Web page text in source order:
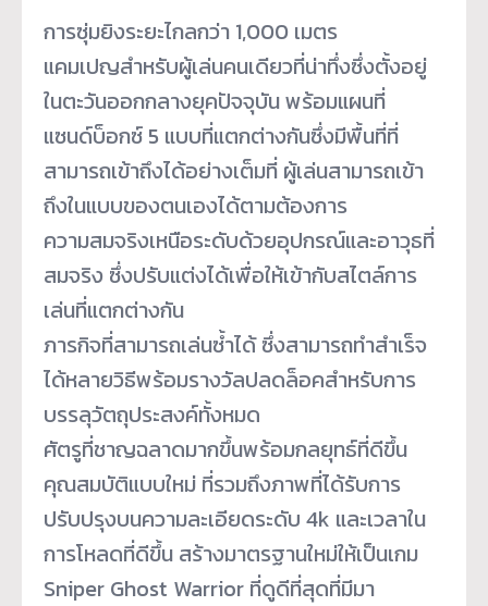
การซุ่มยิงระยะไกลกว่า 1,000 เมตร
แคมเปญสำหรับผู้เล่นคนเดียวที่น่าทึ่งซึ่งตั้งอยู่
ในตะวันออกกลางยุคปัจจุบัน พร้อมแผนที่
แซนด์บ็อกซ์ 5 แบบที่แตกต่างกันซึ่งมีพื้นที่ที่
สามารถเข้าถึงได้อย่างเต็มที่ ผู้เล่นสามารถเข้า
ถึงในแบบของตนเองได้ตามต้องการ
ความสมจริงเหนือระดับด้วยอุปกรณ์และอาวุธที่
สมจริง ซึ่งปรับแต่งได้เพื่อให้เข้ากับสไตล์การ
เล่นที่แตกต่างกัน
ภารกิจที่สามารถเล่นซ้ำได้ ซึ่งสามารถทำสำเร็จ
ได้หลายวิธีพร้อมรางวัลปลดล็อคสำหรับการ
บรรลุวัตถุประสงค์ทั้งหมด
ศัตรูที่ชาญฉลาดมากขึ้นพร้อมกลยุทธ์ที่ดีขึ้น
คุณสมบัติแบบใหม่ ที่รวมถึงภาพที่ได้รับการ
ปรับปรุงบนความละเอียดระดับ 4k และเวลาใน
การโหลดที่ดีขึ้น สร้างมาตรฐานใหม่ให้เป็นเกม
Sniper Ghost Warrior ที่ดูดีที่สุดที่มีมา